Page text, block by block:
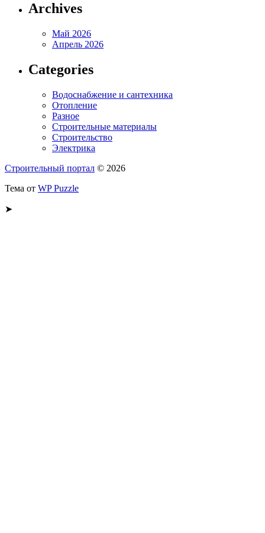
Archives
Май 2026
Апрель 2026
Categories
Водоснабжение и сантехника
Отопление
Разное
Строительные материалы
Строительство
Электрика
Строительный портал © 2026
Тема от WP Puzzle
➤